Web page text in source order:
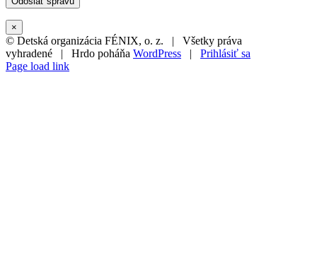
×
© Detská organizácia FÉNIX, o. z. | Všetky práva
vyhradené | Hrdo poháňa WordPress
Prihlásiť sa
Page load link